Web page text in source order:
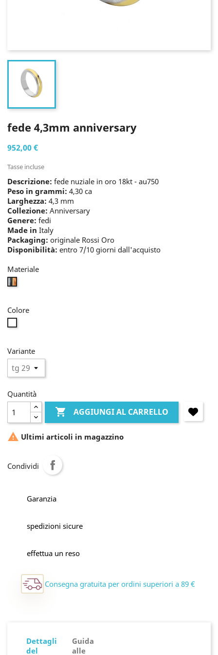
fede 4,3mm anniversary
952,00 €
Tasse incluse
Descrizione: fede nuziale in oro 18kt - au750
Peso in grammi: 4,30 ca
Larghezza: 4,3 mm
Collezione: Anniversary
Genere: fedi
Made in Italy
Packaging: originale Rossi Oro
Disponibilità: entro 7/10 giorni dall'acquisto
Materiale
mix
Colore
Variante
Quantità
 AGGIUNGI AL CARRELLO
 Ultimi articoli in magazzino
Condividi
Garanzia
spedizioni sicure
effettua un reso
Consegna gratuita per ordini superiori a 89 €
Dettagli
del
Guida
alle